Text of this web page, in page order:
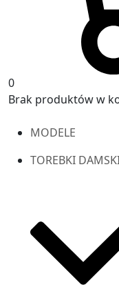
0
Brak produktów w
MODELE
TOREBKI